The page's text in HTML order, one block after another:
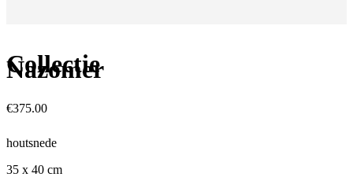
Collectie
Nazomer
€375.00
houtsnede
35 x 40 cm